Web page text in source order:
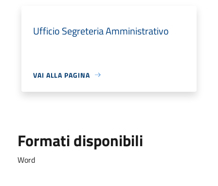
Ufficio Segreteria Amministrativo
VAI ALLA PAGINA
Formati disponibili
Word